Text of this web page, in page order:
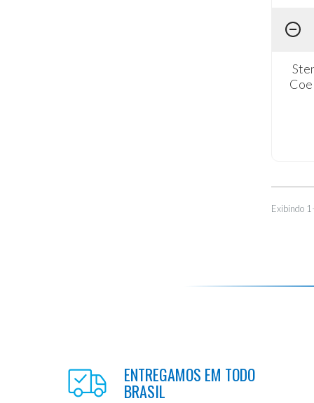
Exibindo
ENTREGAMOS EM TODO
BRASIL